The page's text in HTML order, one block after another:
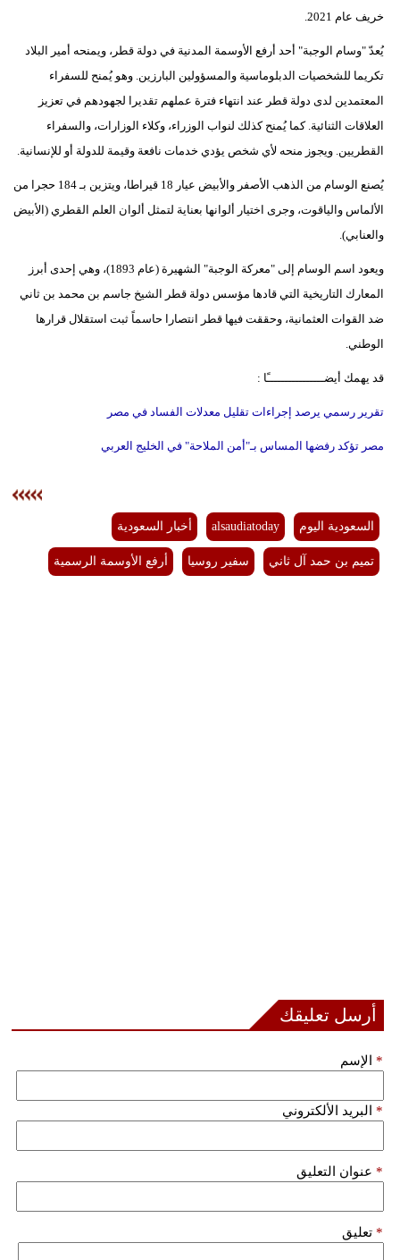
خريف عام 2021.
يُعدّ "وسام الوجبة" أحد أرفع الأوسمة المدنية في دولة قطر، ويمنحه أمير البلاد
تكريما للشخصيات الدبلوماسية والمسؤولين البارزين. وهو يُمنح للسفراء
المعتمدين لدى دولة قطر عند انتهاء فترة عملهم تقديرا لجهودهم في تعزيز
العلاقات الثنائية. كما يُمنح كذلك لنواب الوزراء، وكلاء الوزارات، والسفراء
القطريين. ويجوز منحه لأي شخص يؤدي خدمات نافعة وقيمة للدولة أو للإنسانية.
يُصنع الوسام من الذهب الأصفر والأبيض عيار 18 قيراطا، ويتزين بـ 184 حجرا من
الألماس والياقوت، وجرى اختيار ألوانها بعناية لتمثل ألوان العلم القطري (الأبيض
والعنابي).
ويعود اسم الوسام إلى "معركة الوجبة" الشهيرة (عام 1893)، وهي إحدى أبرز
المعارك التاريخية التي قادها مؤسس دولة قطر الشيخ جاسم بن محمد بن ثاني
ضد القوات العثمانية، وحققت فيها قطر انتصارا حاسماً ثبت استقلال قرارها
الوطني.
قد يهمك أيضــــــــــــــــًا :
تقرير رسمي يرصد إجراءات تقليل معدلات الفساد في مصر
مصر تؤكد رفضها المساس بـ"أمن الملاحة" في الخليج العربي
السعودية اليوم alsaudiatoday أخبار السعودية
تميم بن حمد آل ثاني سفير روسيا أرفع الأوسمة الرسمية
أرسل تعليقك
الإسم *
البريد الألكتروني *
عنوان التعليق *
تعليق *